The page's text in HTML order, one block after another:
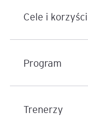
Cele i korzyści
Program
Trenerzy